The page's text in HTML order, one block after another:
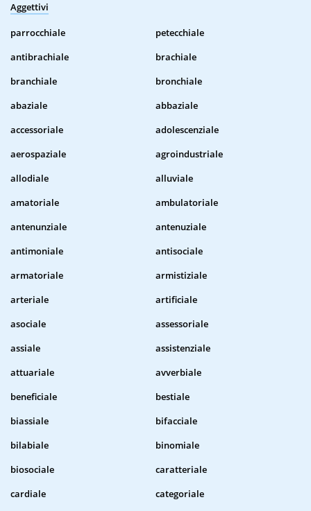
Aggettivi
parrocchiale
petecchiale
antibrachiale
brachiale
branchiale
bronchiale
abaziale
abbaziale
accessoriale
adolescenziale
aerospaziale
agroindustriale
allodiale
alluviale
amatoriale
ambulatoriale
antenunziale
antenuziale
antimoniale
antisociale
armatoriale
armistiziale
arteriale
artificiale
asociale
assessoriale
assiale
assistenziale
attuariale
avverbiale
beneficiale
bestiale
biassiale
bifacciale
bilabiale
binomiale
biosociale
caratteriale
cardiale
categoriale